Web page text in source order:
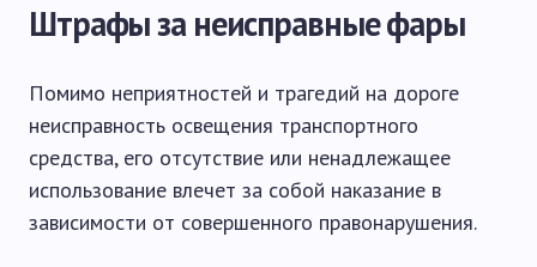
Штрафы за неисправные фары
Помимо неприятностей и трагедий на дороге
неисправность освещения транспортного
средства, его отсутствие или ненадлежащее
использование влечет за собой наказание в
зависимости от совершенного правонарушения.